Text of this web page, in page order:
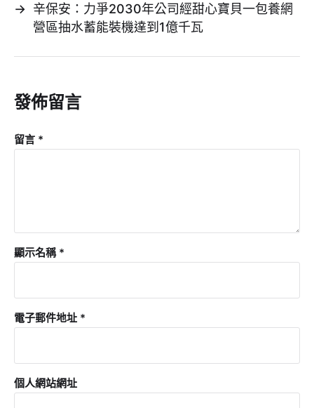
→ 辛保安：力爭2030年公司經甜心寶貝一包養網
營區抽水蓄能裝機達到1億千瓦
發佈留言
留言 *
顯示名稱 *
電子郵件地址 *
個人網站網址